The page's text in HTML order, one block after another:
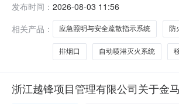
E1-E2栋16686m2、D3-D4栋
发布时间： 2026-08-03 11:56
相关产品：
应急照明与安全疏散指示系统 防
排烟口 自动喷淋灭火系统
浙江越锋项目管理有限公司关于金